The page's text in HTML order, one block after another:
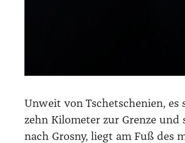
Unweit von Tsche­tsche­ni­en, es
zehn Kilo­me­ter zur Gren­ze und
nach Gros­ny, liegt am Fuß des